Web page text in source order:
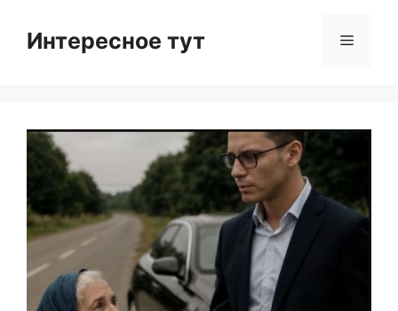
Интересное тут Menu